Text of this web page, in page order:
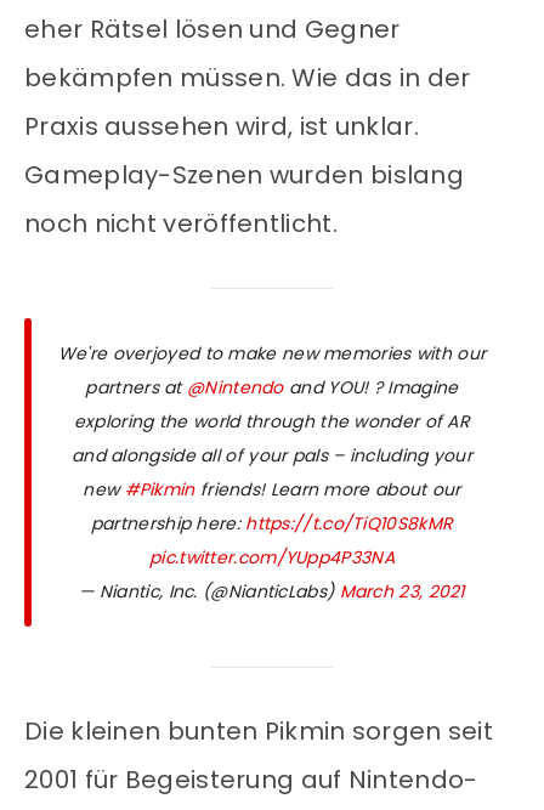
eher Rätsel lösen und Gegner
bekämpfen müssen. Wie das in der
Praxis aussehen wird, ist unklar.
Gameplay-Szenen wurden bislang
noch nicht veröffentlicht.
We're overjoyed to make new memories with our
partners at @Nintendoand YOU! ? Imagine
exploring the world through the wonder of AR
and alongside all of your pals – including your
new #Pikminfriends! Learn more about our
partnership here: https://t.co/TiQ10S8kMR
pic.twitter.com/YUpp4P33NA
— Niantic, Inc. (@NianticLabs) March 23, 2021
Die kleinen bunten Pikmin sorgen seit
2001 für Begeisterung auf Nintendo-